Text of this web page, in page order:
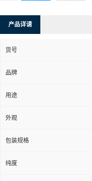
产品详请
货号
品牌
用途
外观
包装规格
纯度